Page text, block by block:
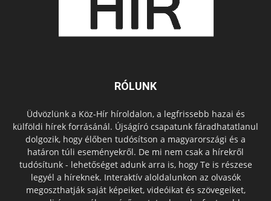
RÓLUNK
Üdvözlünk a Köz-Hír híroldalon, a legfrissebb hazai és
külföldi hírek forrásánál. Újságíró csapatunk fáradhatatlanul
dolgozik, hogy élőben tudósítson a magyarországi és a
határon túli eseményekről. De mi nem csak a hírekről
tudósítunk - lehetőséget adunk arra is, hogy Te is részese
legyél a híreknek. Interaktív aloldalunkon az olvasók
megoszthatják saját képeiket, videóikat és szövegeiket,